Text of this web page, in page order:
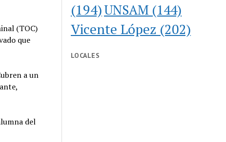
(TOC)
que
a un
del
(194)UNSAM (144)
Vicente López (202)
LOCALES